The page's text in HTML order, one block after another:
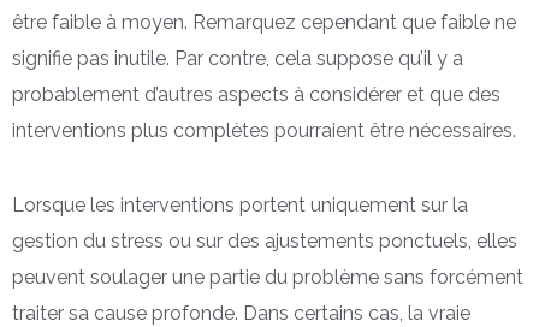
être faible à moyen. Remarquez cependant que faible ne
signifie pas inutile. Par contre, cela suppose qu’il y a
probablement d’autres aspects à considérer et que des
interventions plus complètes pourraient être nécessaires.
Lorsque les interventions portent uniquement sur la
gestion du stress ou sur des ajustements ponctuels, elles
peuvent soulager une partie du problème sans forcément
traiter sa cause profonde. Dans certains cas, la vraie